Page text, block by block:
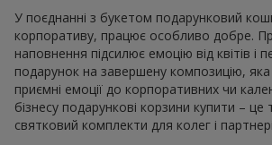
У поєднанні з букетом подарунковий
корпоративу, працює особливо добре.
наповнення підсилює емоцію від квітів і
подарунок на завершену композицію,
приємні емоції до корпоративних чи
бізнесу подарункові корзини купити –
святковий комплекти для колег і